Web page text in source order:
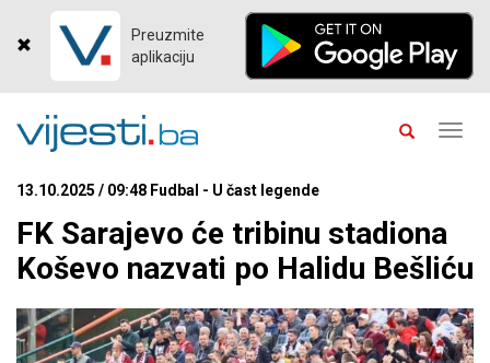
Preuzmite
aplikaciju
13.10.2025 / 09:48 Fudbal - U čast legende
FK Sarajevo će tribinu stadiona
Koševo nazvati po Halidu Bešliću